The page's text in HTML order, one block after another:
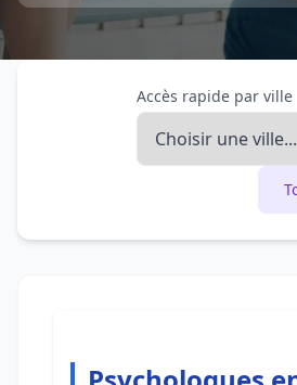
Accès rapide par ville